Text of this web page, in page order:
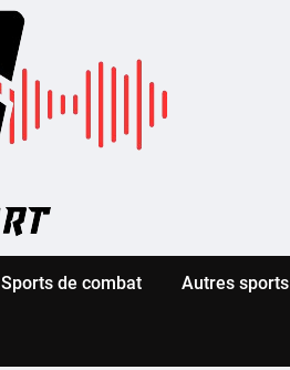
Sports de combat Autres sports